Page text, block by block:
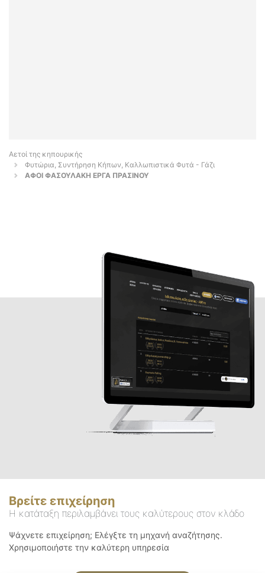
Αετοί της κηπουρικής
Φυτώρια, Συντήρηση Κήπων, Καλλωπιστικά Φυτά - Γάζι
ΑΦΟΙ ΦΑΣΟΥΛΑΚΗ ΕΡΓΑ ΠΡΑΣΙΝΟΥ
Βρείτε επιχείρηση
Η κατάταξη περιλαμβάνει τους καλύτερους στον κλάδο
Ψάχνετε επιχείρηση; Ελέγξτε τη μηχανή αναζήτησης.
Χρησιμοποιήστε την καλύτερη υπηρεσία